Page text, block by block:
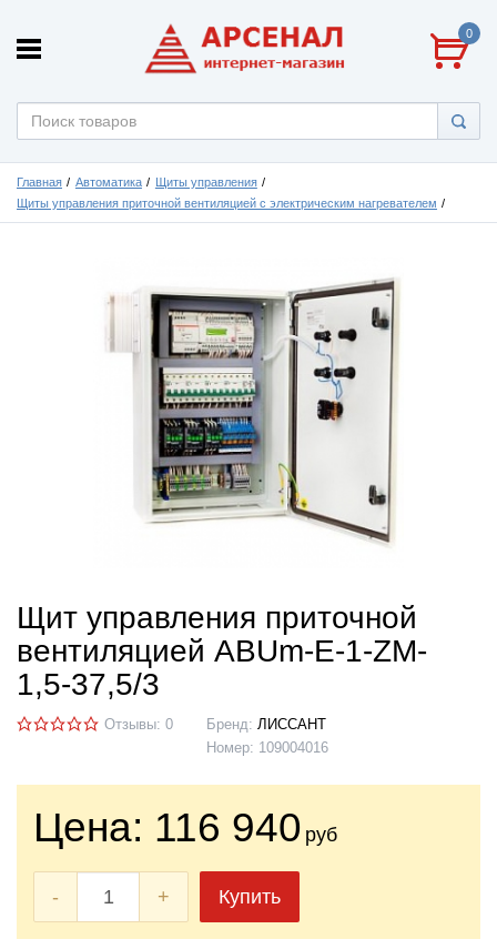
0
Главная Автоматика
Щиты управления
Щиты управления приточной вентиляцией с электрическим нагревателем
Щит управления приточной
вентиляцией ABUm-E-1-ZM-
1,5-37,5/3
Отзывы: 0 Бренд: ЛИССАНТ
Номер: 109004016
Цена: 116 940 руб
- + Купить